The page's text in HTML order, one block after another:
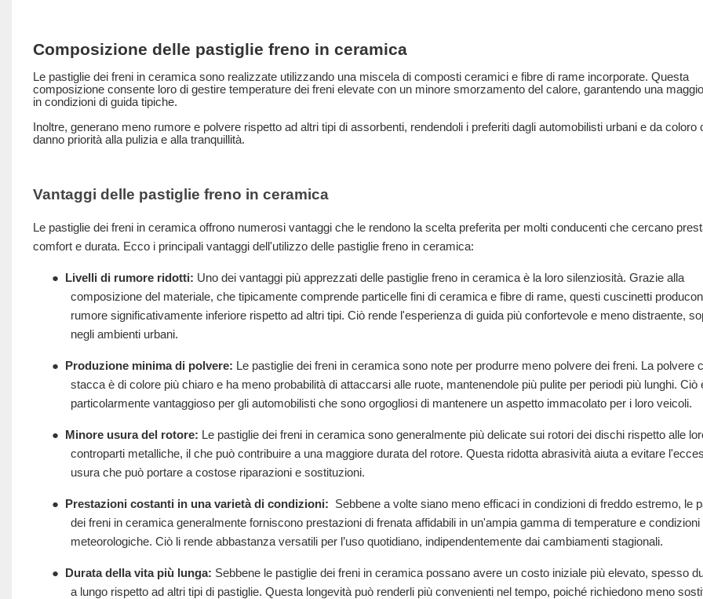
Composizione delle pastiglie freno in ceramica
Le pastiglie dei freni in ceramica sono realizzate utilizzando una miscela di composti ceramici e fibre di rame incorporate. Questa
composizione consente loro di gestire temperature dei freni elevate con un minore smorzamento del calore, garantendo una
in condizioni di guida tipiche.
Inoltre, generano meno rumore e polvere rispetto ad altri tipi di assorbenti, rendendoli i preferiti dagli automobilisti urbani e da coloro
danno priorità alla pulizia e alla tranquillità.
Vantaggi delle pastiglie freno in ceramica
Le pastiglie dei freni in ceramica offrono numerosi vantaggi che le rendono la scelta preferita per molti conducenti che cercano
comfort e durata. Ecco i principali vantaggi dell'utilizzo delle pastiglie freno in ceramica:
● Livelli di rumore ridotti: Uno dei vantaggi più apprezzati delle pastiglie freno in ceramica è la loro silenziosità. Grazie alla
composizione del materiale, che tipicamente comprende particelle fini di ceramica e fibre di rame, questi cuscinetti
rumore significativamente inferiore rispetto ad altri tipi. Ciò rende l'esperienza di guida più confortevole e meno distraente,
negli ambienti urbani.
● Produzione minima di polvere: Le pastiglie dei freni in ceramica sono note per produrre meno polvere dei freni. La polvere
stacca è di colore più chiaro e ha meno probabilità di attaccarsi alle ruote, mantenendole più pulite per periodi più lunghi. Ciò
particolarmente vantaggioso per gli automobilisti che sono orgogliosi di mantenere un aspetto immacolato per i loro veicoli.
● Minore usura del rotore: Le pastiglie dei freni in ceramica sono generalmente più delicate sui rotori dei dischi rispetto alle
controparti metalliche, il che può contribuire a una maggiore durata del rotore. Questa ridotta abrasività aiuta a evitare
usura che può portare a costose riparazioni e sostituzioni.
● Prestazioni costanti in una varietà di condizioni:
Sebbene a volte siano meno efficaci in condizioni di freddo estremo, le
dei freni in ceramica generalmente forniscono prestazioni di frenata affidabili in un'ampia gamma di temperature e condizioni
meteorologiche. Ciò li rende abbastanza versatili per l’uso quotidiano, indipendentemente dai cambiamenti stagionali.
● Durata della vita più lunga: Sebbene le pastiglie dei freni in ceramica possano avere un costo iniziale più elevato, spesso
a lungo rispetto ad altri tipi di pastiglie. Questa longevità può renderli più convenienti nel tempo, poiché richiedono meno